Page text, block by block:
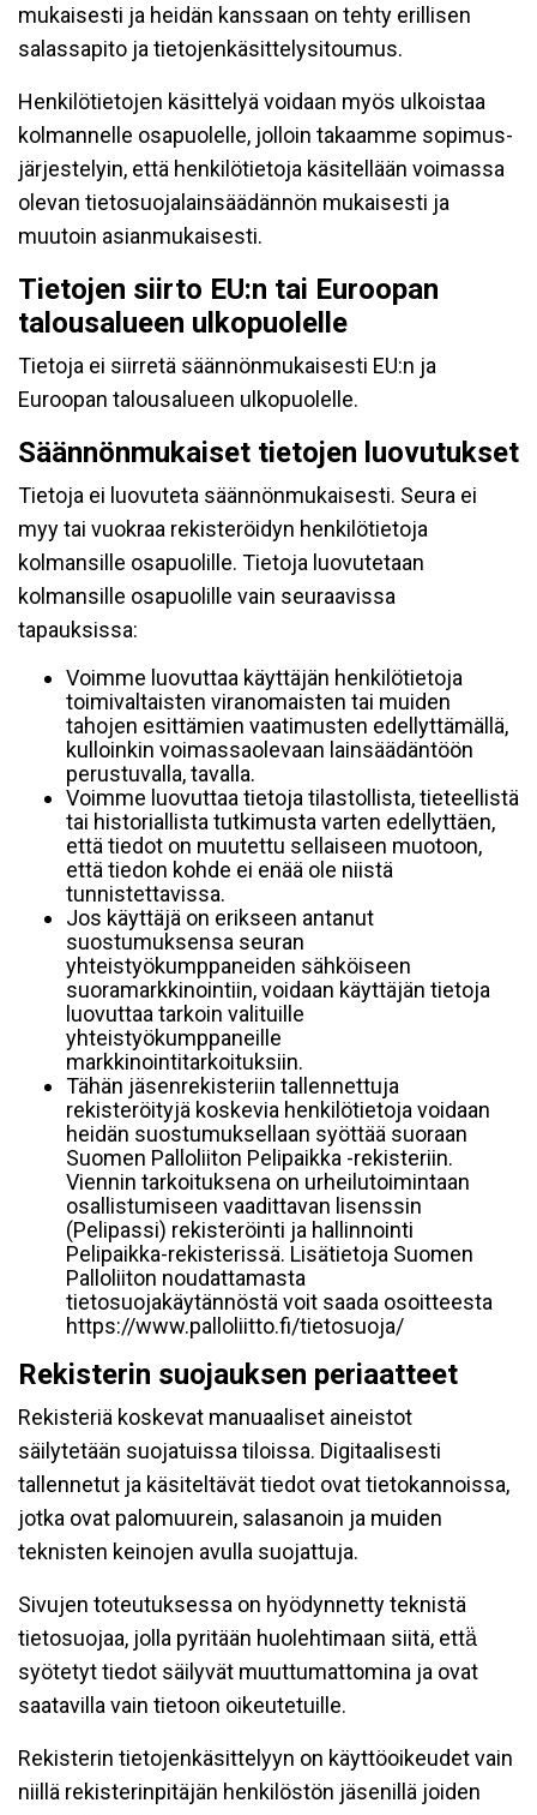
mukaisesti ja heidän kanssaan on tehty erillisen
salassapito ja tietojenkäsittelysitoumus.
Henkilötietojen käsittelyä voidaan myös ulkoistaa
kolmannelle osapuolelle, jolloin takaamme sopimus-
järjestelyin, että henkilötietoja käsitellään voimassa
olevan tietosuojalainsäädännön mukaisesti ja
muutoin asianmukaisesti.
Tietojen siirto EU:n tai Euroopan
talousalueen ulkopuolelle
Tietoja ei siirretä säännönmukaisesti EU:n ja
Euroopan talousalueen ulkopuolelle.
Säännönmukaiset tietojen luovutukset
Tietoja ei luovuteta säännönmukaisesti. Seura ei
myy tai vuokraa rekisteröidyn henkilötietoja
kolmansille osapuolille. Tietoja luovutetaan
kolmansille osapuolille vain seuraavissa
tapauksissa:
Voimme luovuttaa käyttäjän henkilötietoja
toimivaltaisten viranomaisten tai muiden
tahojen esittämien vaatimusten edellyttämällä,
kulloinkin voimassaolevaan lainsäädäntöön
perustuvalla, tavalla.
Voimme luovuttaa tietoja tilastollista, tieteellistä
tai historiallista tutkimusta varten edellyttäen,
että tiedot on muutettu sellaiseen muotoon,
että tiedon kohde ei enää ole niistä
tunnistettavissa.
Jos käyttäjä on erikseen antanut
suostumuksensa seuran
yhteistyökumppaneiden sähköiseen
suoramarkkinointiin, voidaan käyttäjän tietoja
luovuttaa tarkoin valituille
yhteistyökumppaneille
markkinointitarkoituksiin.
Tähän jäsenrekisteriin tallennettuja
rekisteröityjä koskevia henkilötietoja voidaan
heidän suostumuksellaan syöttää suoraan
Suomen Palloliiton Pelipaikka -rekisteriin.
Viennin tarkoituksena on urheilutoimintaan
osallistumiseen vaadittavan lisenssin
(Pelipassi) rekisteröinti ja hallinnointi
Pelipaikka-rekisterissä. Lisätietoja Suomen
Palloliiton noudattamasta
tietosuojakäytännöstä voit saada osoitteesta
https://www.palloliitto.fi/tietosuoja/
Rekisterin suojauksen periaatteet
Rekisteriä koskevat manuaaliset aineistot
säilytetään suojatuissa tiloissa. Digitaalisesti
tallennetut ja käsiteltävät tiedot ovat tietokannoissa,
jotka ovat palomuurein, salasanoin ja muiden
teknisten keinojen avulla suojattuja.
Sivujen toteutuksessa on hyödynnetty teknistä
tietosuojaa, jolla pyritään huolehtimaan siitä, että̈
syötetyt tiedot säilyvät muuttumattomina ja ovat
saatavilla vain tietoon oikeutetuille.
Rekisterin tietojenkäsittelyyn on käyttöoikeudet vain
niillä rekisterinpitäjän henkilöstön jäsenillä joiden